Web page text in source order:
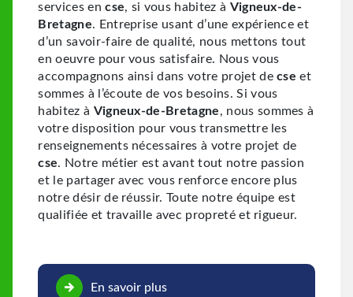
services encse, si vous habitez à Vigneux-de-
Bretagne. Entreprise usant d’une expérience et
d’un savoir-faire de qualité, nous mettons tout
en oeuvre pour vous satisfaire. Nous vous
accompagnons ainsi dans votre projet decse et
sommes à l’écoute de vos besoins. Si vous
habitez à Vigneux-de-Bretagne, nous sommes à
votre disposition pour vous transmettre les
renseignements nécessaires à votre projet de
cse. Notre métier est avant tout notre passion
et le partager avec vous renforce encore plus
notre désir de réussir. Toute notre équipe est
qualifiée et travaille avec propreté et rigueur.
En savoir plus